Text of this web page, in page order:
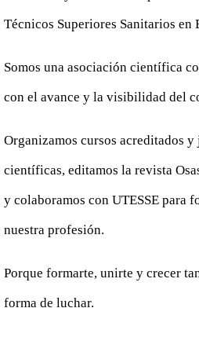
Técnicos Superiores Sanitarios en
Somos una asociación científica
con el avance y la visibilidad del
Organizamos cursos acreditados y
científicas, editamos la revista
y colaboramos con UTESSE para
nuestra profesión.
Porque formarte, unirte y crecer
forma de luchar.